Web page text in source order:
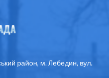
район, м. Лебедин, вул.